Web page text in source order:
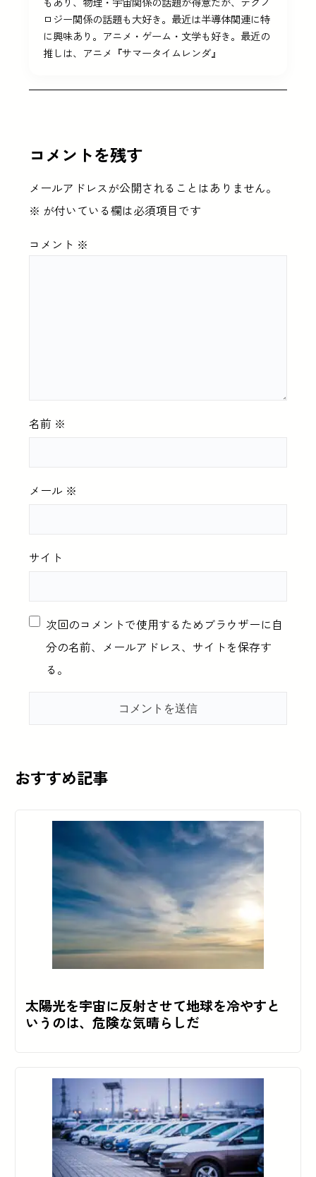
ロジー関係の話題も大好き。最近は半導体関連に特
に興味あり。アニメ・ゲーム・文学も好き。最近の
推しは、アニメ『サマータイムレンダ』
コメントを残す
メールアドレスが公開されることはありません。
※ が付いている欄は必須項目です
コメント ※
名前 ※
メール ※
サイト
次回のコメントで使用するためブラウザーに自
分の名前、メールアドレス、サイトを保存す
る。
おすすめ記事
太陽光を宇宙に反射させて地球を冷やすと
いうのは、危険な気晴らしだ